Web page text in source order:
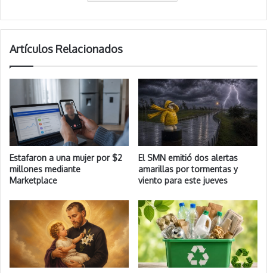
Artículos Relacionados
Estafaron a una mujer por $2
millones mediante
Marketplace
El SMN emitió dos alertas
amarillas por tormentas y
viento para este jueves